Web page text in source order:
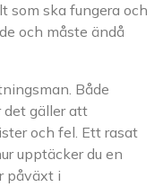
som ska fungera och
och måste ändå
Både
det gäller att
och fel. Ett rasat
upptäcker du en
påväxt i